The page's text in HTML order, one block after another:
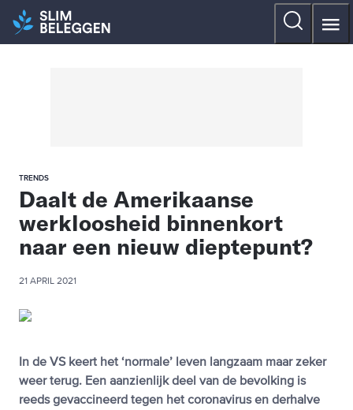
TRENDS
Daalt de Amerikaanse
werkloosheid binnenkort
naar een nieuw dieptepunt?
21 APRIL 2021
In de VS keert het ‘normale’ leven langzaam maar zeker
weer terug. Een aanzienlijk deel van de bevolking is
reeds gevaccineerd tegen het coronavirus en derhalve